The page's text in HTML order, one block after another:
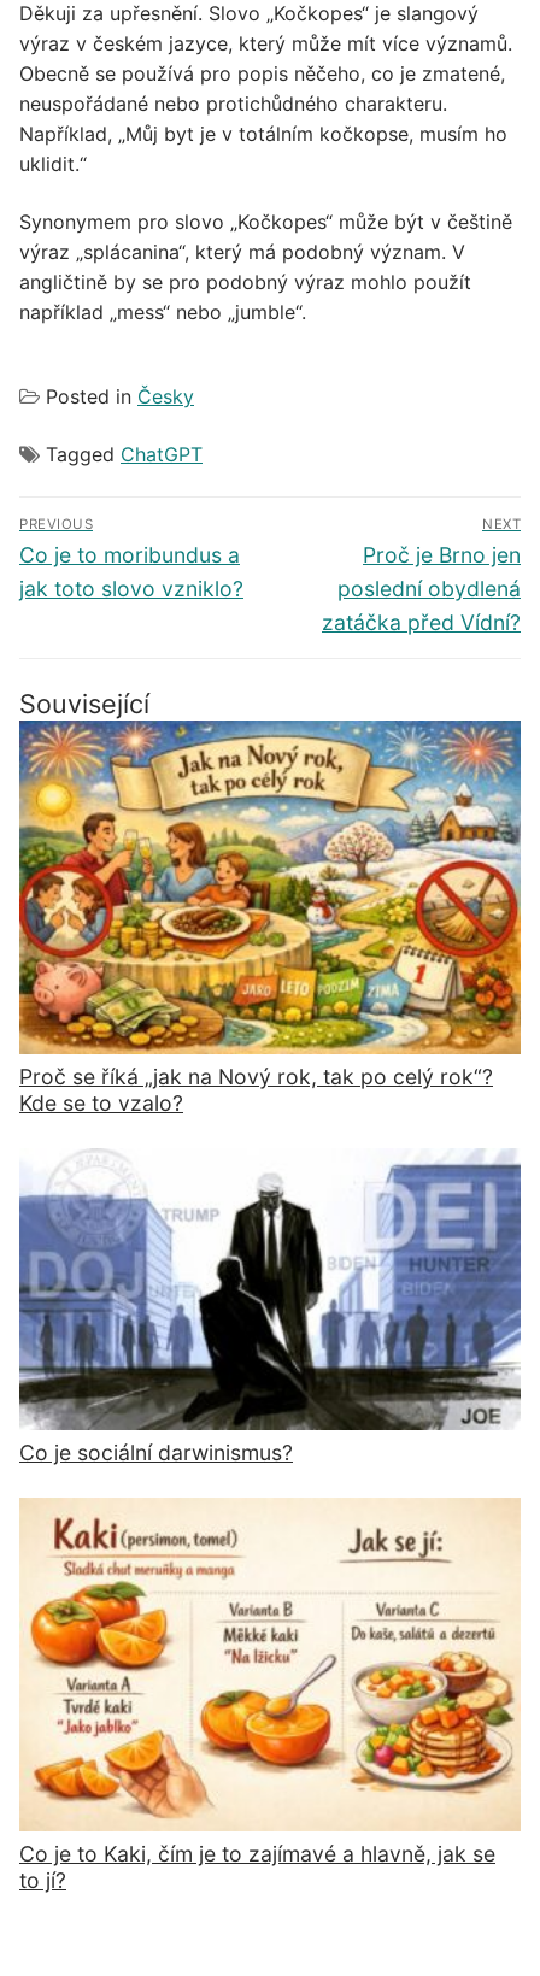
Děkuji za upřesnění. Slovo „Kočkopes“ je slangový
výraz v českém jazyce, který může mít více významů.
Obecně se používá pro popis něčeho, co je zmatené,
neuspořádané nebo protichůdného charakteru.
Například, „Můj byt je v totálním kočkopse, musím ho
uklidit.“
Synonymem pro slovo „Kočkopes“ může být v češtině
výraz „splácanina“, který má podobný význam. V
angličtině by se pro podobný výraz mohlo použít
například „mess“ nebo „jumble“.
Posted in Česky
Tagged ChatGPT
Navigace
pro
příspěvek
PREVIOUS
Předchozí
příspěvek
Co je to moribundus a
jak toto slovo vzniklo?
NEXT
Další
příspěvek
Proč je Brno jen
poslední obydlená
zatáčka před Vídní?
Související
Proč se říká „jak na Nový rok, tak po celý rok“?
Kde se to vzalo?
Co je sociální darwinismus?
Co je to Kaki, čím je to zajímavé a hlavně, jak se
to jí?